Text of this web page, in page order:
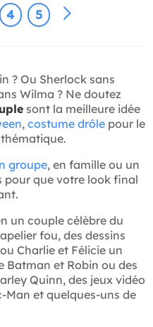
4 5
? Ou Sherlock sans
Wilma ? Ne doutez
sont la meilleure idée
, costume drôle pour le
groupe, en famille ou un
pour que votre look final
un couple célèbre du
fou, des dessins
ou Charlie et Félicie un
Batman et Robin ou des
Quinn, des jeux vidéo
Man et quelques-uns de